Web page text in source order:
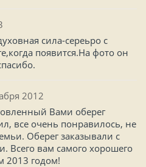
сила-сереьро с
появится.На фото он
2012
Вами оберег
все очень понравилось, не
Оберег заказывали с
Всего вам самого хорошего
2013 годом!